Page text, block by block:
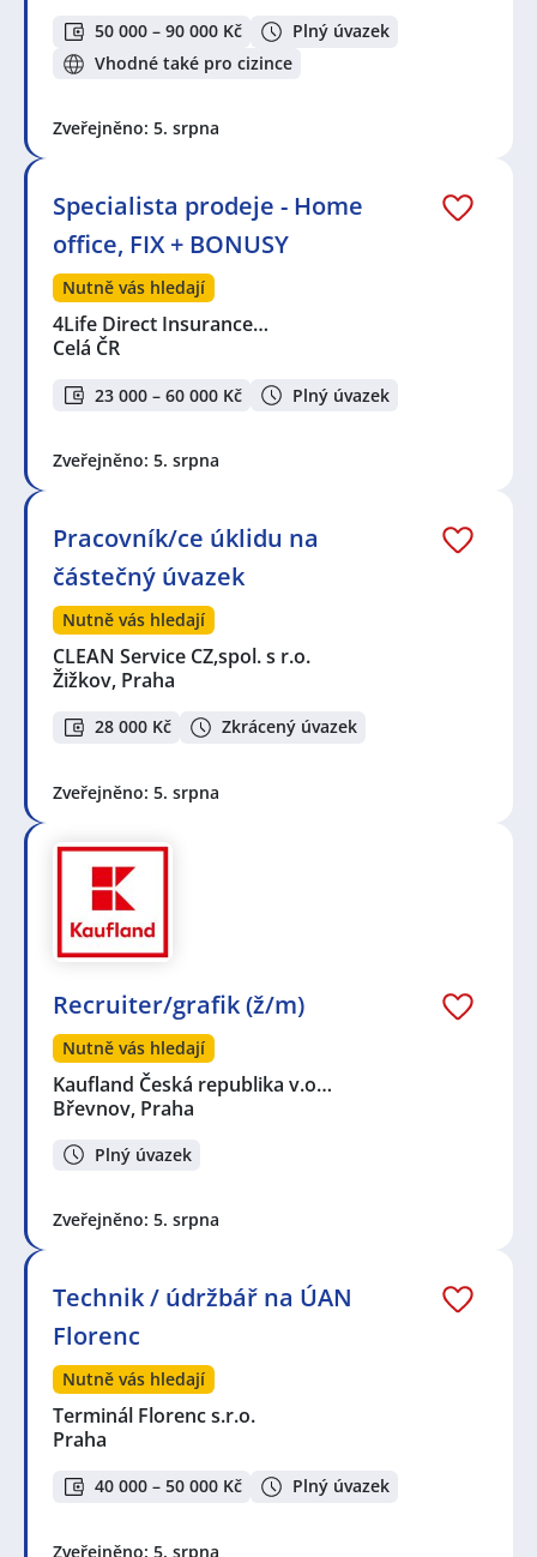
50 000 – 90 000 Kč
Plný úvazek
Vhodné také pro cizince
Zveřejněno: 5. srpna
Specialista prodeje - Home
office, FIX + BONUSY
Nutně vás hledají
4Life Direct Insurance…
Celá ČR
23 000 – 60 000 Kč Plný úvazek
Zveřejněno: 5. srpna
Pracovník/ce úklidu na
částečný úvazek
Nutně vás hledají
CLEAN Service CZ,spol. s r.o.
Žižkov, Praha
28 000 Kč Zkrácený úvazek
Zveřejněno: 5. srpna
Recruiter/grafik (ž/m)
Nutně vás hledají
Kaufland Česká republika v.o…
Břevnov, Praha
Plný úvazek
Zveřejněno: 5. srpna
Technik / údržbář na ÚAN
Florenc
Nutně vás hledají
Terminál Florenc s.r.o.
Praha
40 000 – 50 000 Kč Plný úvazek
Zveřejněno: 5. srpna